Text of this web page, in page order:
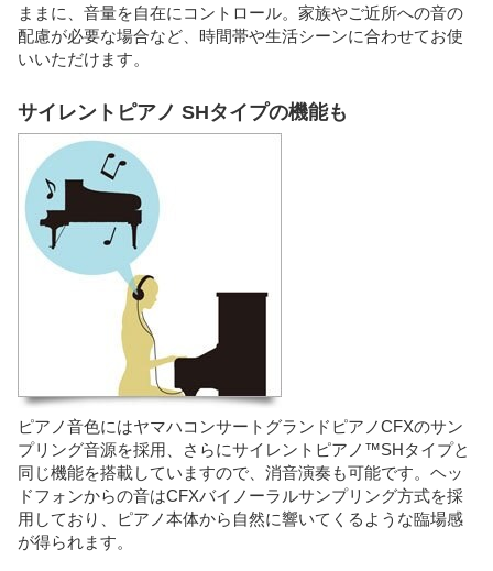
ままに、音量を自在にコントロール。家族やご近所への音の
配慮が必要な場合など、時間帯や生活シーンに合わせてお使
いいただけます。
サイレントピアノ SHタイプの機能も
ピアノ音色にはヤマハコンサートグランドピアノCFXのサン
プリング音源を採用、さらにサイレントピアノ™SHタイプと
同じ機能を搭載していますので、消音演奏も可能です。ヘッ
ドフォンからの音はCFXバイノーラルサンプリング方式を採
用しており、ピアノ本体から自然に響いてくるような臨場感
が得られます。